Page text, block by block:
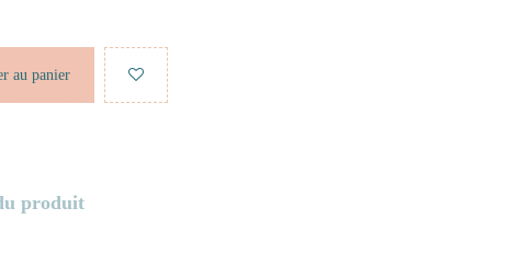
au panier
produit